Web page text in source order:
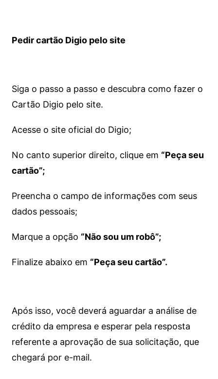
Pedir cartão Digio pelo site
Siga o passo a passo e descubra como fazer o
Cartão Digio pelo site.
Acesse o site oficial do Digio;
No canto superior direito, clique em “Peça seu
cartão”;
Preencha o campo de informações com seus
dados pessoais;
Marque a opção “Não sou um robô”;
Finalize abaixo em “Peça seu cartão”.
Após isso, você deverá aguardar a análise de
crédito da empresa e esperar pela resposta
referente a aprovação de sua solicitação, que
chegará por e-mail.